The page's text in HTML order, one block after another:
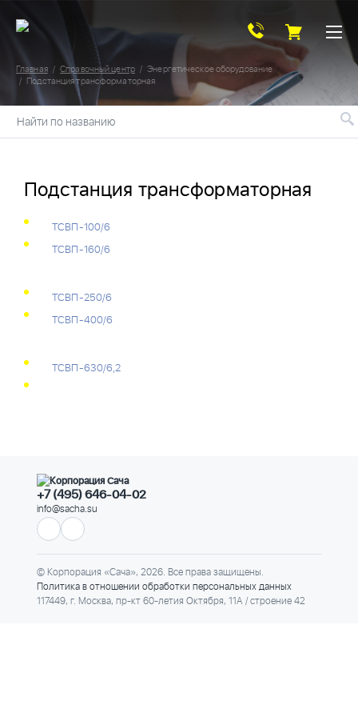
Главная Справочный центр
Энергетическое оборудование
Подстанция трансформаторная
Найти по названию
Подстанция трансформаторная
ТСВП-100/6
ТСВП-160/6
ТСВП-250/6
ТСВП-400/6
ТСВП-630/6,2
+7 (495) 646-04-02
info@sacha.su
© Корпорация «Сача», 2026. Все права защищены.
Политика в отношении обработки персональных данных
117449, г. Москва, пр-кт 60-летия Октября, 11А / строение 42